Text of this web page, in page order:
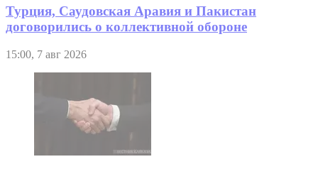
Турция, Саудовская Аравия и Пакистан
договорились о коллективной обороне
15:00, 7 авг 2026